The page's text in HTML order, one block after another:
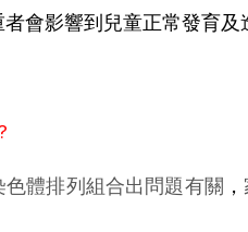
會影響到兒童正常發育及
體排列組合出問題有關 ，